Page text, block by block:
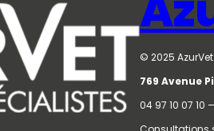
© 2025
769 Avenue
04 97 10 07